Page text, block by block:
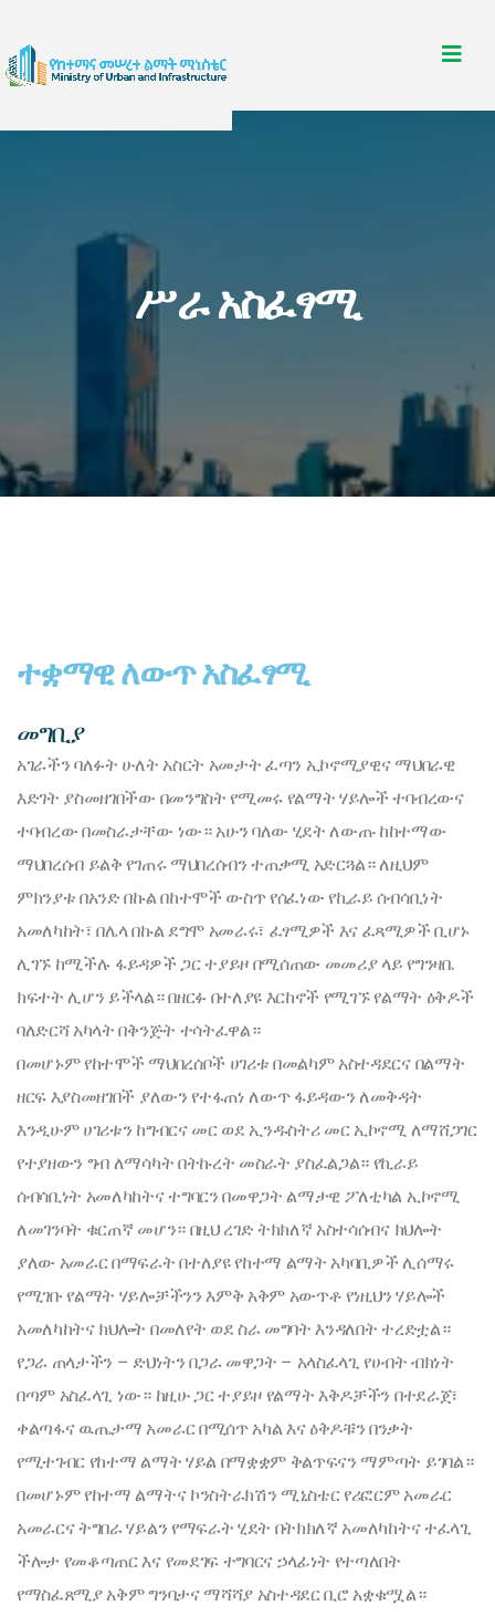
ሥራ አስፈፃሚ
ተቋማዊ ለውጥ አስፈፃሚ
መግቢያ
አገራችን ባለፉት ሁለት አስርት አመታት ፈጣን ኢኮኖሚያዊና ማህበራዊ
እድገት ያስመዘገበችው በመንግስት የሚመሩ የልማት ሃይሎች ተባብረውና
ተባብረው በመስራታቸው ነው። አሁን ባለው ሂደት ለውጡ ከከተማው
ማህበረሰብ ይልቅ የገጠሩ ማህበረሰብን ተጠቃሚ አድርጓል። ለዚህም
ምክንያቱ በአንድ በኩል በከተሞች ውስጥ የሰፈነው የኪራይ ሰብሳቢነት
አመለካከት፣ በሌላ በኩል ደግሞ አመራሩ፣ ፈፃሚዎች እና ፈጻሚዎች ቢሆኑ
ሊገኙ ከሚችሉ ፋይዳዎች ጋር ተያይዞ በሚሰጠው መመሪያ ላይ የግንዛቤ
ክፍተት ሊሆን ይችላል። በዘርፉ በተለያዩ እርከኖች የሚገኙ የልማት ዕቅዶች
ባለድርሻ አካላት በቅንጅት ተሳትፈዋል።
በመሆኑም የከተሞች ማህበረሰቦች ሀገሪቱ በመልካም አስተዳደርና በልማት
ዘርፍ እያስመዘገበች ያለውን የተፋጠነ ለውጥ ፋይዳውን ለመቅዳት
እንዲሁም ሀገሪቱን ከግብርና መር ወደ ኢንዱስትሪ መር ኢኮኖሚ ለማሸጋገር
የተያዘውን ግብ ለማሳካት በትኩረት መስራት ያስፈልጋል። የኪራይ
ሰብሳቢነት አመለካከትና ተግባርን በመዋጋት ልማታዊ ፖለቲካል ኢኮኖሚ
ለመገንባት ቁርጠኛ መሆን። በዚህ ረገድ ትክክለኛ አስተሳሰብና ክህሎት
ያለው አመራር በማፍራት በተለያዩ የከተማ ልማት አካባቢዎች ሊሰማሩ
የሚገቡ የልማት ሃይሎቻችንን እምቅ አቅም አውጥቶ የነዚህን ሃይሎች
አመለካከትና ክህሎት በመለየት ወደ ስራ መግባት እንዳለበት ተረድቷል።
የጋራ ጠላታችን – ድህነትን በጋራ መዋጋት – አላስፈላጊ የሀብት ብክነት
በጣም አስፈላጊ ነው። ከዚሁ ጋር ተያይዞ የልማት እቅዶቻችን በተደራጀ፣
ቀልጣፋና ዉጤታማ አመራር በሚሰጥ አካል እና ዕቅዶቹን በንቃት
የሚተገብር የከተማ ልማት ሃይል በማቋቋም ቅልጥፍናን ማምጣት ይገባል።
በመሆኑም የከተማ ልማትና ኮንስትራክሽን ሚኒስቴር የሪፎርም አመራር
አመራርና ትግበራ ሃይልን የማፍራት ሂደት በትክክለኛ አመለካከትና ተፈላጊ
ችሎታ የመቆጣጠር እና የመደገፍ ተግባርና ኃላፊነት የተጣለበት
የማስፈጸሚያ አቅም ግንባታና ማሻሻያ አስተዳደር ቢሮ አቋቁሟል።